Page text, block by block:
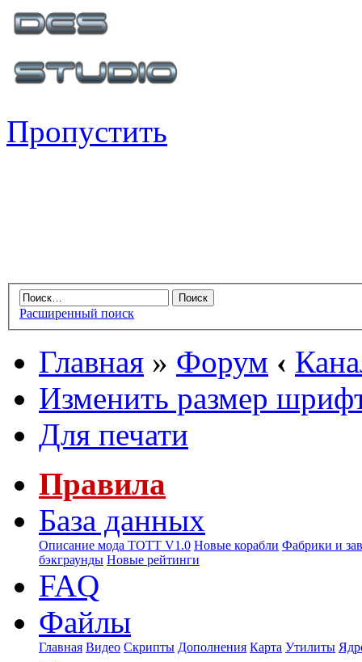
Пропустить
Расширенный поиск
Главная » Форум ‹
Изменить размер
Для печати
Правила
База данных
Описание мода ТОТТ V1.0 Новые корабли Фабрики и
бэкграунды Новые рейтинги
FAQ
Файлы
Главная Видео Скрипты Дополнения Карта Утилиты